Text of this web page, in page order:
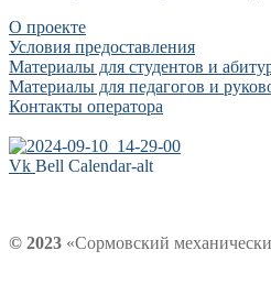
О проекте
Условия предоставления
Материалы для студентов и
Материалы для педагогов и
Контакты оператора
Vk Bell Calendar-alt
© 2023 «Сормовский